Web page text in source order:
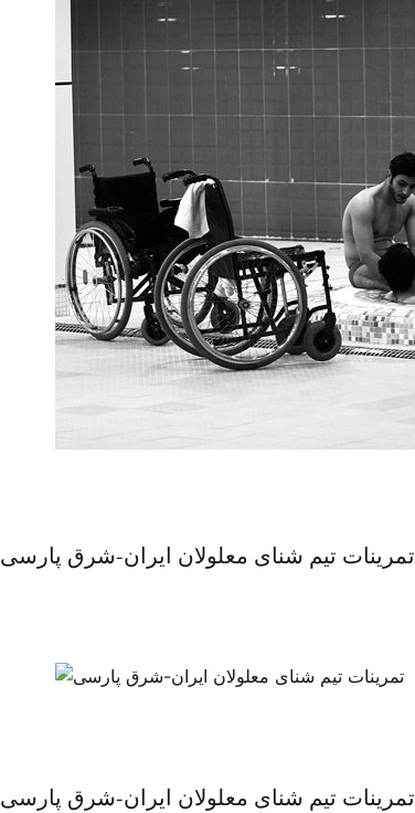
تمرینات تیم شنای معلولان ایران-شرق پارسی
تمرینات تیم شنای معلولان ایران-شرق پارسی